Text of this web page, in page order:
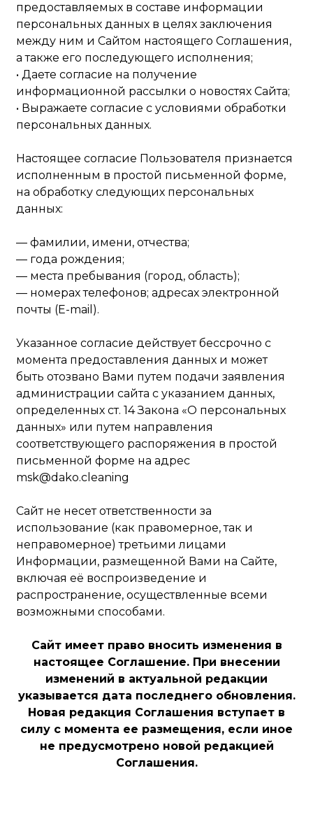
предоставляемых в составе информации
персональных данных в целях заключения
между ним и Сайтом настоящего Соглашения,
а также его последующего исполнения;
• Даете согласие на получение
информационной рассылки о новостях Сайта;
• Выражаете согласие с условиями обработки
персональных данных.
Настоящее согласие Пользователя признается
исполненным в простой письменной форме,
на обработку следующих персональных
данных:
— фамилии, имени, отчества;
— года рождения;
— места пребывания (город, область);
— номерах телефонов; адресах электронной
почты (E-mail).
Указанное согласие действует бессрочно с
момента предоставления данных и может
быть отозвано Вами путем подачи заявления
администрации сайта с указанием данных,
определенных ст. 14 Закона «О персональных
данных» или путем направления
соответствующего распоряжения в простой
письменной форме на адрес
msk@dako.cleaning
Сайт не несет ответственности за
использование (как правомерное, так и
неправомерное) третьими лицами
Информации, размещенной Вами на Сайте,
включая её воспроизведение и
распространение, осуществленные всеми
возможными способами.
Сайт имеет право вносить изменения в
настоящее Соглашение. При внесении
изменений в актуальной редакции
указывается дата последнего обновления.
Новая редакция Соглашения вступает в
силу с момента ее размещения, если иное
не предусмотрено новой редакцией
Соглашения.